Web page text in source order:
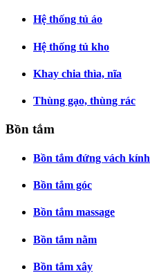
Hệ thống tủ áo
Hệ thống tủ kho
Khay chia thìa, nĩa
Thùng gạo, thùng rác
Bồn tắm
Bồn tắm đứng vách kính
Bồn tắm góc
Bồn tắm massage
Bồn tắm nằm
Bồn tắm xây